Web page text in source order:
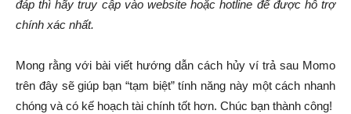
đáp thì hãy truy cập vào website hoặc hotline để được hỗ trợ
chính xác nhất.
Mong rằng với bài viết hướng dẫn cách hủy ví trả sau Momo
trên đây sẽ giúp bạn “tạm biệt” tính năng này một cách nhanh
chóng và có kế hoạch tài chính tốt hơn. Chúc bạn thành công!